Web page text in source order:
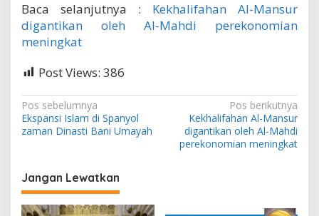
Baca selanjutnya : Kekhalifahan Al-Mansur
digantikan oleh Al-Mahdi perekonomian
meningkat
Post Views: 386
N
a
i
g
a
Pos sebelumnya
Ekspansi Islam di Spanyol
zaman Dinasti Bani Umayah
Pos berikutnya
Kekhalifahan Al-Mansur
digantikan oleh Al-Mahdi
perekonomian meningkat
Jangan Lewatkan